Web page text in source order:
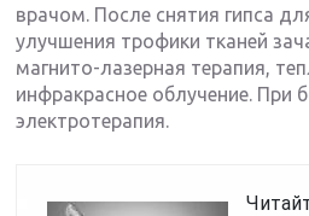
врачом. После снятия гипса
улучшения трофики тканей
магнито-лазерная терапия,
инфракрасное облучение. При
электротерапия.